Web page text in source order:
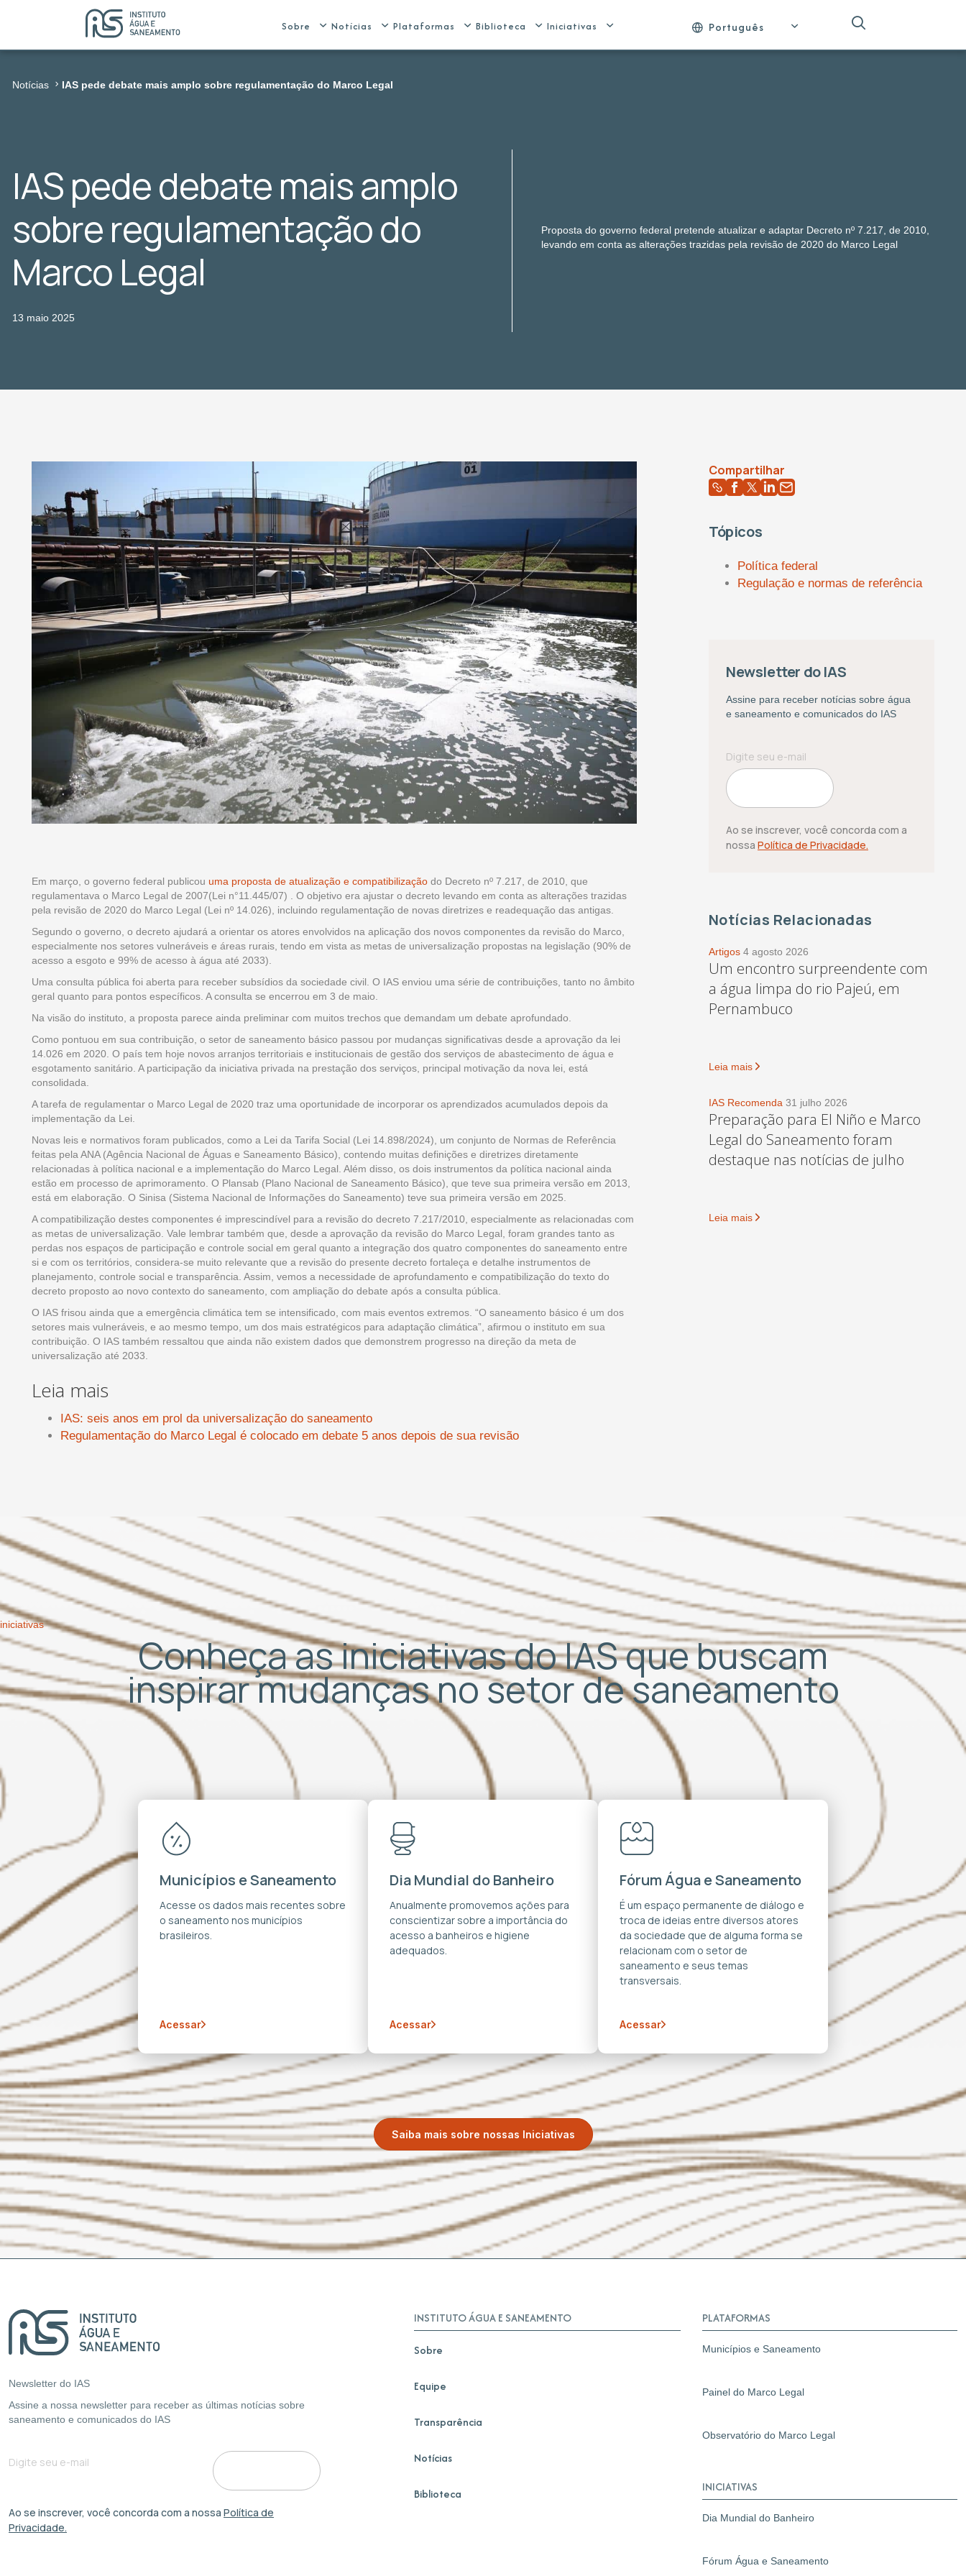
Sobre Notícias Plataformas Biblioteca Iniciativas Português
Notícias IAS pede debate mais amplo sobre regulamentação do Marco Legal
IAS pede debate mais amplo
sobre regulamentação do
Marco Legal
13 maio 2025
Proposta do governo federal pretende atualizar e adaptar Decreto nº 7.217, de 2010,
levando em conta as alterações trazidas pela revisão de 2020 do Marco Legal
Em março, o governo federal publicou uma proposta de atualização e compatibilização do Decreto nº 7.217, de 2010, que
regulamentava o Marco Legal de 2007(Lei n°11.445/07) . O objetivo era ajustar o decreto levando em conta as alterações trazidas
pela revisão de 2020 do Marco Legal (Lei nº 14.026), incluindo regulamentação de novas diretrizes e readequação das antigas.
Segundo o governo, o decreto ajudará a orientar os atores envolvidos na aplicação dos novos componentes da revisão do Marco,
especialmente nos setores vulneráveis e áreas rurais, tendo em vista as metas de universalização propostas na legislação (90% de
acesso a esgoto e 99% de acesso à água até 2033).
Uma consulta pública foi aberta para receber subsídios da sociedade civil. O IAS enviou uma série de contribuições, tanto no âmbito
geral quanto para pontos específicos. A consulta se encerrou em 3 de maio.
Na visão do instituto, a proposta parece ainda preliminar com muitos trechos que demandam um debate aprofundado.
Como pontuou em sua contribuição, o setor de saneamento básico passou por mudanças significativas desde a aprovação da lei
14.026 em 2020. O país tem hoje novos arranjos territoriais e institucionais de gestão dos serviços de abastecimento de água e
esgotamento sanitário. A participação da iniciativa privada na prestação dos serviços, principal motivação da nova lei, está
consolidada.
A tarefa de regulamentar o Marco Legal de 2020 traz uma oportunidade de incorporar os aprendizados acumulados depois da
implementação da Lei.
Novas leis e normativos foram publicados, como a Lei da Tarifa Social (Lei 14.898/2024), um conjunto de Normas de Referência
feitas pela ANA (Agência Nacional de Águas e Saneamento Básico), contendo muitas definições e diretrizes diretamente
relacionadas à política nacional e a implementação do Marco Legal. Além disso, os dois instrumentos da política nacional ainda
estão em processo de aprimoramento. O Plansab (Plano Nacional de Saneamento Básico), que teve sua primeira versão em 2013,
está em elaboração. O Sinisa (Sistema Nacional de Informações do Saneamento) teve sua primeira versão em 2025.
A compatibilização destes componentes é imprescindível para a revisão do decreto 7.217/2010, especialmente as relacionadas com
as metas de universalização. Vale lembrar também que, desde a aprovação da revisão do Marco Legal, foram grandes tanto as
perdas nos espaços de participação e controle social em geral quanto a integração dos quatro componentes do saneamento entre
si e com os territórios, considera-se muito relevante que a revisão do presente decreto fortaleça e detalhe instrumentos de
planejamento, controle social e transparência. Assim, vemos a necessidade de aprofundamento e compatibilização do texto do
decreto proposto ao novo contexto do saneamento, com ampliação do debate após a consulta pública.
O IAS frisou ainda que a emergência climática tem se intensificado, com mais eventos extremos. “O saneamento básico é um dos
setores mais vulneráveis, e ao mesmo tempo, um dos mais estratégicos para adaptação climática”, afirmou o instituto em sua
contribuição. O IAS também ressaltou que ainda não existem dados que demonstrem progresso na direção da meta de
universalização até 2033.
Leia mais
IAS: seis anos em prol da universalização do saneamento
Regulamentação do Marco Legal é colocado em debate 5 anos depois de sua revisão
Compartilhar
Tópicos
Política federal
Regulação e normas de referência
Newsletter do IAS
Assine para receber notícias sobre água
e saneamento e comunicados do IAS
Ao se inscrever, você concorda com a
nossa Política de Privacidade.
Notícias Relacionadas
Artigos 4 agosto 2026
Um encontro surpreendente com
a água limpa do rio Pajeú, em
Pernambuco
Leia mais
IAS Recomenda 31 julho 2026
Preparação para El Niño e Marco
Legal do Saneamento foram
destaque nas notícias de julho
Leia mais
iniciativas
Conheça as iniciativas do IAS que buscam
inspirar mudanças no setor de saneamento
Municípios e Saneamento
Acesse os dados mais recentes sobre
o saneamento nos municípios
brasileiros.
Acessar
Dia Mundial do Banheiro
Anualmente promovemos ações para
conscientizar sobre a importância do
acesso a banheiros e higiene
adequados.
Acessar
Fórum Água e Saneamento
É um espaço permanente de diálogo e
troca de ideias entre diversos atores
da sociedade que de alguma forma se
relacionam com o setor de
saneamento e seus temas
transversais.
Acessar
Saiba mais sobre nossas Iniciativas
Newsletter do IAS
Assine a nossa newsletter para receber as últimas notícias sobre
saneamento e comunicados do IAS
Ao se inscrever, você concorda com a nossa Política de
Privacidade.
INSTITUTO ÁGUA E SANEAMENTO
Sobre
Equipe
Transparência
Notícias
Biblioteca
PLATAFORMAS
Municípios e Saneamento
Painel do Marco Legal
Observatório do Marco Legal
INICIATIVAS
Dia Mundial do Banheiro
Fórum Água e Saneamento